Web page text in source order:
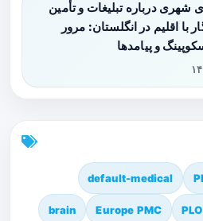
درباره تبلیغات و تأمین
با اقلیم در انگلستان: مرور
و پیامدها
default-medical
Europe PMC
brain